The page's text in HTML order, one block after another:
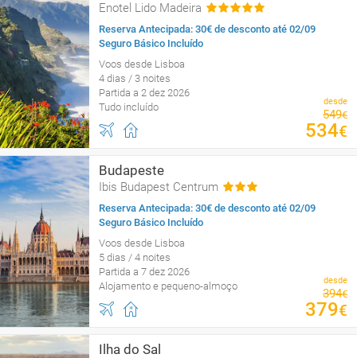
Enotel Lido Madeira
Reserva Antecipada: 30€ de desconto até 02/09
Seguro Básico Incluído
Voos desde Lisboa
4 dias / 3 noites
Partida a 2 dez 2026
Tudo incluído
desde
549€
534€
Budapeste
Ibis Budapest Centrum
Reserva Antecipada: 30€ de desconto até 02/09
Seguro Básico Incluído
Voos desde Lisboa
5 dias / 4 noites
Partida a 7 dez 2026
Alojamento e pequeno-almoço
desde
394€
379€
Ilha do Sal